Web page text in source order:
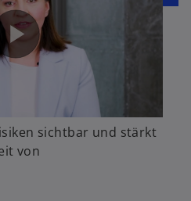
sichtbar und stärkt
von